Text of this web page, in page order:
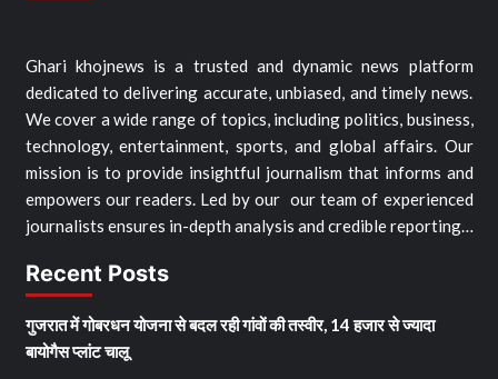
Ghari khojnews is a trusted and dynamic news platform
dedicated to delivering accurate, unbiased, and timely news.
We cover a wide range of topics, including politics, business,
technology, entertainment, sports, and global affairs. Our
mission is to provide insightful journalism that informs and
empowers our readers. Led by our our team of experienced
journalists ensures in-depth analysis and credible reporting…
Recent Posts
गुजरात में गोबरधन योजना से बदल रही गांवों की तस्वीर, 14 हजार से ज्यादा
बायोगैस प्लांट चालू